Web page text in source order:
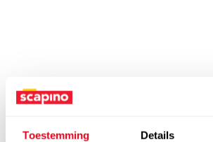
Toestemming Details